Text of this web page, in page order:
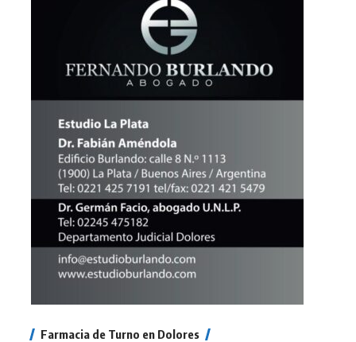
Farmacia de Turno en Dolores